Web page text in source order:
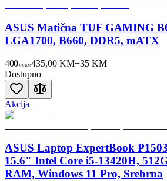
ASUS Matična TUF GAMING
LGA1700, B660, DDR5, mATX
400 00KM435,00 KM−35 KM
Dostupno
Akcija
ASUS Laptop ExpertBook
15.6" Intel Core i5-13420H,
RAM, Windows 11 Pro, Srebrna